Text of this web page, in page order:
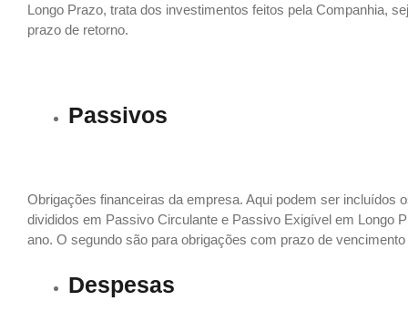
Longo Prazo, trata dos investimentos feitos pela Companhia,
prazo de retorno.
Passivos
Obrigações financeiras da empresa. Aqui podem ser
divididos em Passivo Circulante e Passivo Exigível em Longo
ano. O segundo são para obrigações com prazo de
Despesas